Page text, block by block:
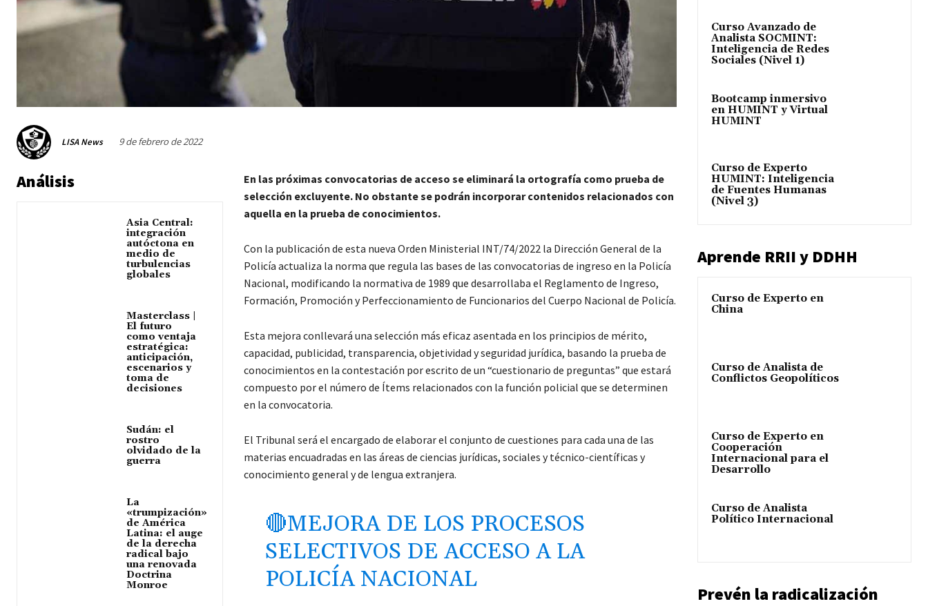
LISA News 9 de febrero de 2022
Análisis
Asia Central:
integración
autóctona en
medio de
turbulencias
globales
Masterclass |
El futuro
como ventaja
estratégica:
anticipación,
escenarios y
toma de
decisiones
Sudán: el
rostro
olvidado de la
guerra
La
«trumpización»
de América
Latina: el auge
de la derecha
radical bajo
una renovada
Doctrina
Monroe
En las próximas convocatorias de acceso se eliminará la ortografía como prueba de
selección excluyente. No obstante se podrán incorporar contenidos relacionados con
aquella en la prueba de conocimientos.
Con la publicación de esta nueva Orden Ministerial INT/74/2022 la Dirección General de la
Policía actualiza la norma que regula las bases de las convocatorias de ingreso en la Policía
Nacional, modificando la normativa de 1989 que desarrollaba el Reglamento de Ingreso,
Formación, Promoción y Perfeccionamiento de Funcionarios del Cuerpo Nacional de Policía.
Esta mejora conllevará una selección más eficaz asentada en los principios de mérito,
capacidad, publicidad, transparencia, objetividad y seguridad jurídica, basando la prueba de
conocimientos en la contestación por escrito de un “cuestionario de preguntas” que estará
compuesto por el número de Ítems relacionados con la función policial que se determinen
en la convocatoria.
El Tribunal será el encargado de elaborar el conjunto de cuestiones para cada una de las
materias encuadradas en las áreas de ciencias jurídicas, sociales y técnico-científicas y
conocimiento general y de lengua extranjera.
🔴MEJORA DE LOS PROCESOS
SELECTIVOS DE ACCESO A LA
POLICÍA NACIONAL
Curso Avanzado de
Analista SOCMINT:
Inteligencia de Redes
Sociales (Nivel 1)
Bootcamp inmersivo
en HUMINT y Virtual
HUMINT
Curso de Experto
HUMINT: Inteligencia
de Fuentes Humanas
(Nivel 3)
Aprende RRII y DDHH
Curso de Experto en
China
Curso de Analista de
Conflictos Geopolíticos
Curso de Experto en
Cooperación
Internacional para el
Desarrollo
Curso de Analista
Político Internacional
Prevén la radicalización